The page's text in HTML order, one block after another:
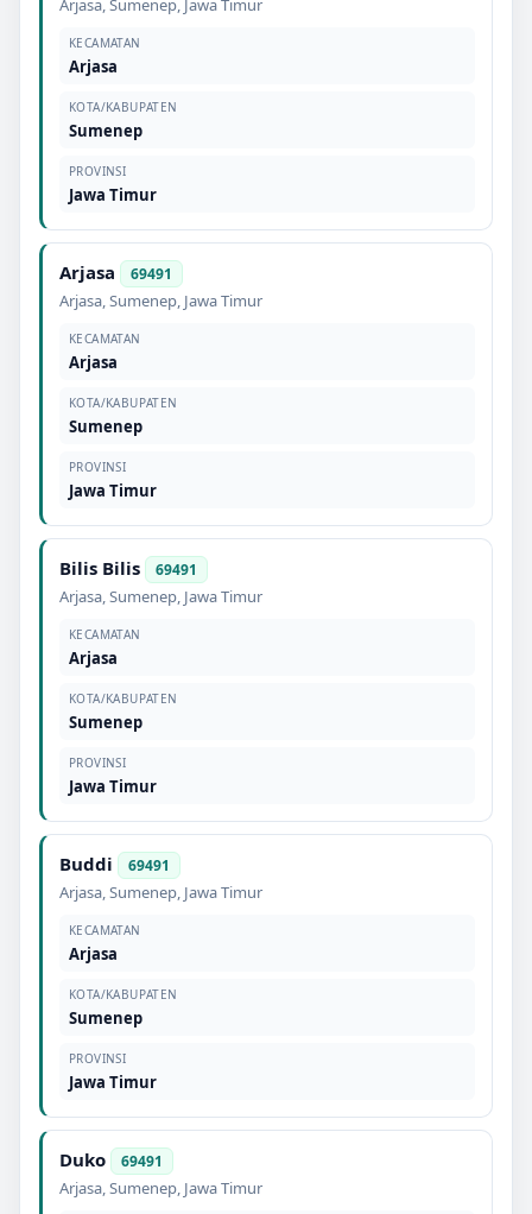
Arjasa,Sumenep, Jawa Timur
KECAMATAN
Arjasa
KOTA/KABUPATEN
Sumenep
PROVINSI
Jawa Timur
Arjasa 69491
Arjasa,Sumenep, Jawa Timur
KECAMATAN
Arjasa
KOTA/KABUPATEN
Sumenep
PROVINSI
Jawa Timur
Bilis Bilis 69491
Arjasa,Sumenep, Jawa Timur
KECAMATAN
Arjasa
KOTA/KABUPATEN
Sumenep
PROVINSI
Jawa Timur
Buddi 69491
Arjasa,Sumenep, Jawa Timur
KECAMATAN
Arjasa
KOTA/KABUPATEN
Sumenep
PROVINSI
Jawa Timur
Duko 69491
Arjasa,Sumenep, Jawa Timur